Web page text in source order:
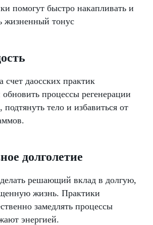
помогут быстро накапливать и
жизненный тонус
счет даосских практик
обновить процессы регенерации
подтянуть тело и избавиться от
долголетие
решающий вклад в долгую,
жизнь. Практики
замедлять процессы
энергией.